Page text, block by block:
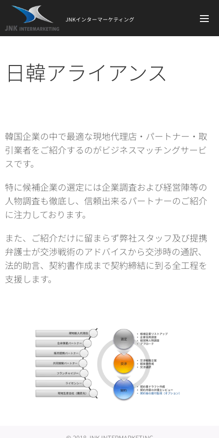
JNKインターマーケティング
日韓アライアンス
韓国企業の中で最適な現地代理店・パートナー・取
引業者をご紹介するのがビジネスマッチングサービ
スです。
特に候補企業の選定には企業調査および経営陣等の
人物調査も徹底し、信頼出来るパートナーのご紹介
に注力しております。
また、ご紹介だけに留まらず弊社スタッフ及び提携
弁護士が交渉戦術のアドバイスから交渉時の通訳、
法的助言、契約書作成まで契約締結に到る全工程を
支援します。